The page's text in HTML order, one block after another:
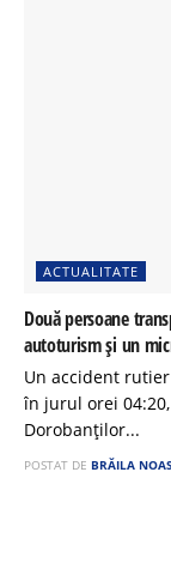
ACTUALITATE
Două persoane
autoturism și un
Un accident
în jurul orei
Dorobanților...
POSTAT DE BRĂILA